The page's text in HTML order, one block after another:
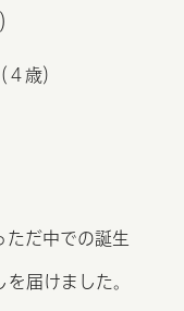
歳）
ただ中での誕生
届けました。